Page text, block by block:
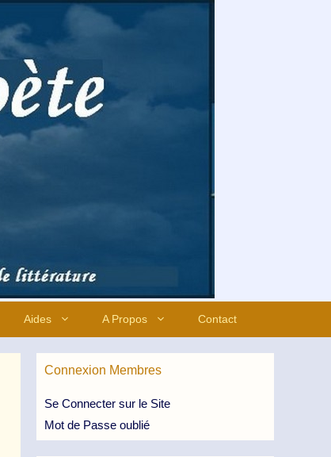
Aides A Propos Contact
Connexion Membres
Se Connecter sur le Site
Mot de Passe oublié